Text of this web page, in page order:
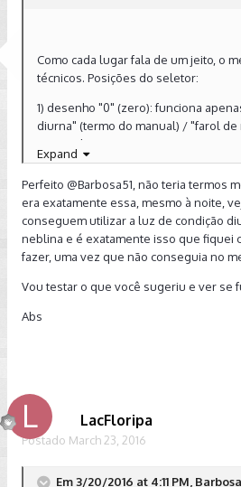
Como cada lugar fala de um jeito, o
técnicos. Posições do seletor:
1) desenho "0" (zero): funciona
diurna" (termo do manual) / "farol
(termo do Denatran)
condução diurna" e no escuro o
baixa" (Denatran)
3) desenho de duas luzes opostas:
"lanternas de posição" (Denatran)
baixa"
Acho que o amigo deve ligar a
Importante lembrar que o Golf NÃO
MILHA, só FARÓIS DE NEBLINA
choques).
Expand
Perfeito @Barbosa51 , não teria termos
era exatamente essa, mesmo à noite,
conseguem utilizar a luz de condição
neblina e é exatamente isso que fiquei
fazer, uma vez que não conseguia no
Vou testar o que você sugeriu e ver se
Abs
LacFloripa
Postado March 23, 2016
Em 3/20/2016 at 4:11 PM,